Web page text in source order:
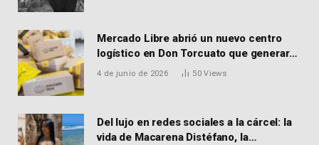
Mercado Libre abrió un nuevo centro
logístico en Don Torcuato que generará
900 empleos: cómo enviar el CV
4 de junio de 2026 50Views
Del lujo en redes sociales a la cárcel: la
vida de Macarena Distéfano, la